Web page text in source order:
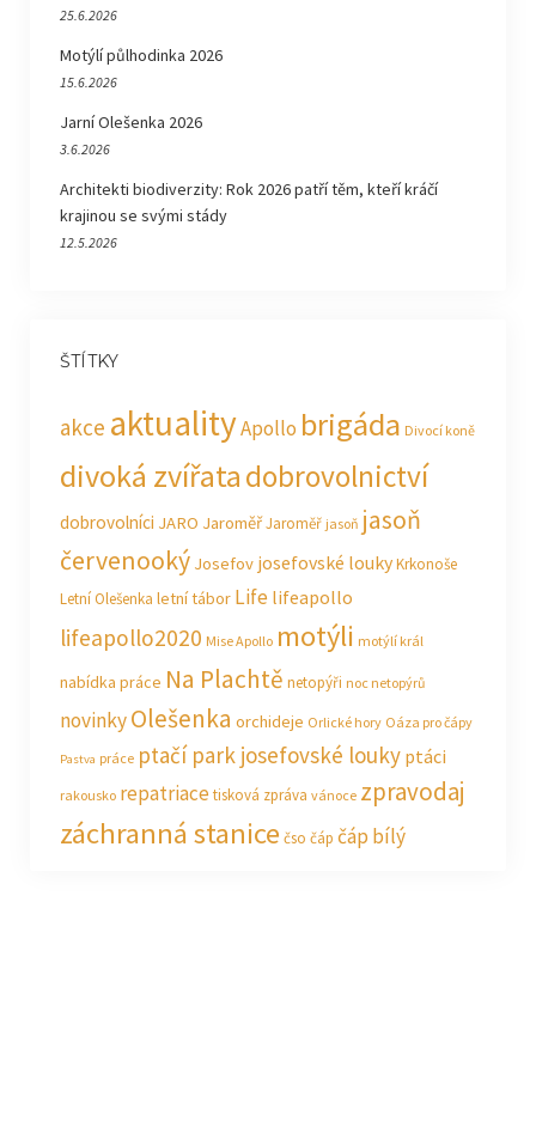
25.6.2026
Motýlí půlhodinka 2026
15.6.2026
Jarní Olešenka 2026
3.6.2026
Architekti biodiverzity: Rok 2026 patří těm, kteří kráčí
krajinou se svými stády
12.5.2026
ŠTÍTKY
akce aktualityApollo brigáda Divocí koně
divoká zvířatadobrovolnictví
dobrovolníci JARO JaroměřJaroměř jasoň jasoň
červenooký Josefov josefovské loukyKrkonoše
Letní Olešenka letní tábor Life lifeapollo
lifeapollo2020 Mise Apollo motýli motýlí král
nabídka práce Na Plachtě netopýři noc netopýrů
novinkyOlešenka orchideje Orlické hory Oáza pro čápy
Pastva práce ptačí park josefovské louky ptáci
rakousko repatriacetisková zpráva vánoce zpravodaj
záchranná stanice čso čáp čáp bílý